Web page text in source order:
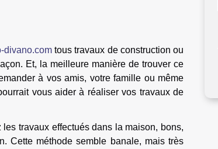
divano.comtous travaux de construction ou
Et, la meilleure manière de trouver ce
à vos amis, votre famille ou même
vous aider à réaliser vos travaux de
travaux effectués dans la maison, bons,
Cette méthode semble banale, mais très